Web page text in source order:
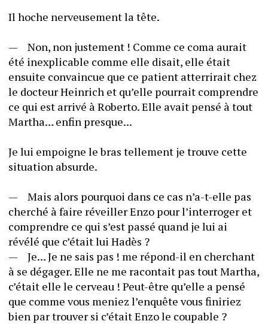
Il hoche nerveusement la tête.
—	Non, non justement ! Comme ce coma aurait
été inexplicable comme elle disait, elle était
ensuite convaincue que ce patient atterrirait chez
le docteur Heinrich et qu’elle pourrait comprendre
ce qui est arrivé à Roberto. Elle avait pensé à tout
Martha… enfin presque...
Je lui empoigne le bras tellement je trouve cette
—	Mais alors pourquoi dans ce cas n’a-t-elle pas
cherché à faire réveiller Enzo pour l’interroger et
comprendre ce qui s’est passé quand je lui ai
révélé que c’était lui Hadès ?
—	Je… Je ne sais pas ! me répond-il en cherchant
à se dégager. Elle ne me racontait pas tout Martha,
c’était elle le cerveau ! Peut-être qu’elle a pensé
que comme vous meniez l’enquête vous finiriez
bien par trouver si c’était Enzo le coupable ?